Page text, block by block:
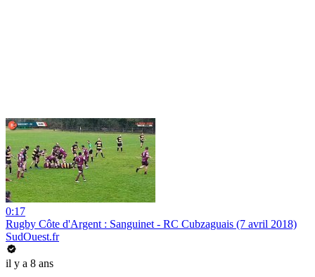
0:17
Rugby Côte d'Argent : Sanguinet - RC Cubzaguais (7 avril 2018)
SudOuest.fr
il y a 8 ans